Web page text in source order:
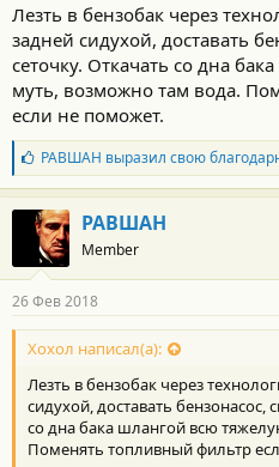
Лезть в бензобак через
задней сидухой, доставать
сеточку. Откачать со дна
муть, возможно там вода.
если не поможет.
Б
л
а
г
о
д
а
н
о
с
и
:
РАВШАН выразил свою
РАВШАН
Member
26 Фев 2018
Хохол написал(а):
Лезть в бензобак через
сидухой, доставать бензонасос,
со дна бака шлангой всю
Поменять топливный фильтр